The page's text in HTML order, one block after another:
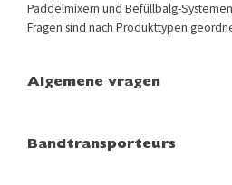
Paddelmixern und Befüllbalg-
Fragen sind nach Produkttypen
Algemene vragen
Bandtransporteurs